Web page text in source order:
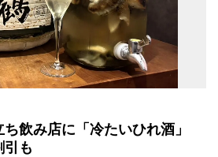
ち飲み店に「冷たいひれ酒」
引も